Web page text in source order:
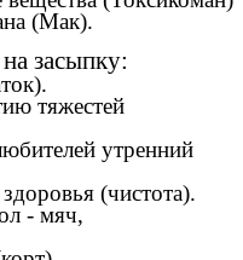
(Мак).
засыпку:
тяжестей
утренний
(чистота).
- мяч,